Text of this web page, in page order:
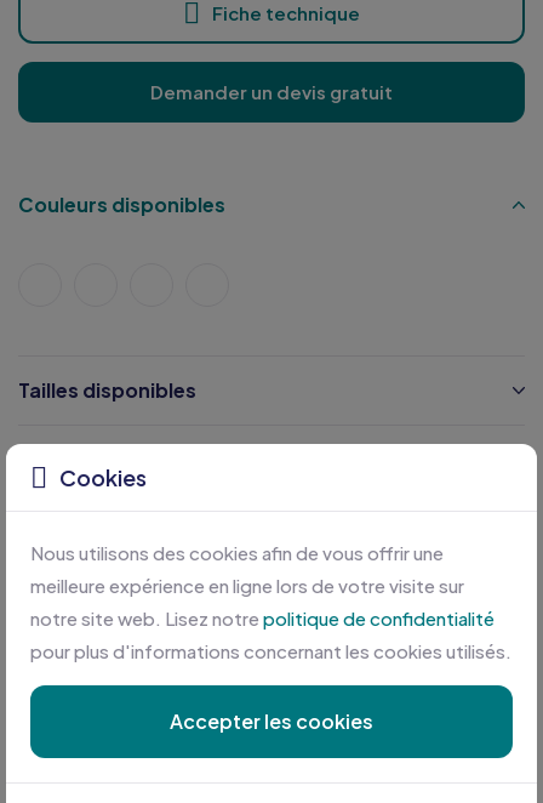
Fiche technique
Demander un devis gratuit
Couleurs disponibles
Tailles disponibles
Cookies
Nous utilisons des cookies afin de vous offrir une
meilleure expérience en ligne lors de votre visite sur
notre site web. Lisez notre politique de confidentialité
pour plus d'informations concernant les cookies utilisés.
Accepter les cookies